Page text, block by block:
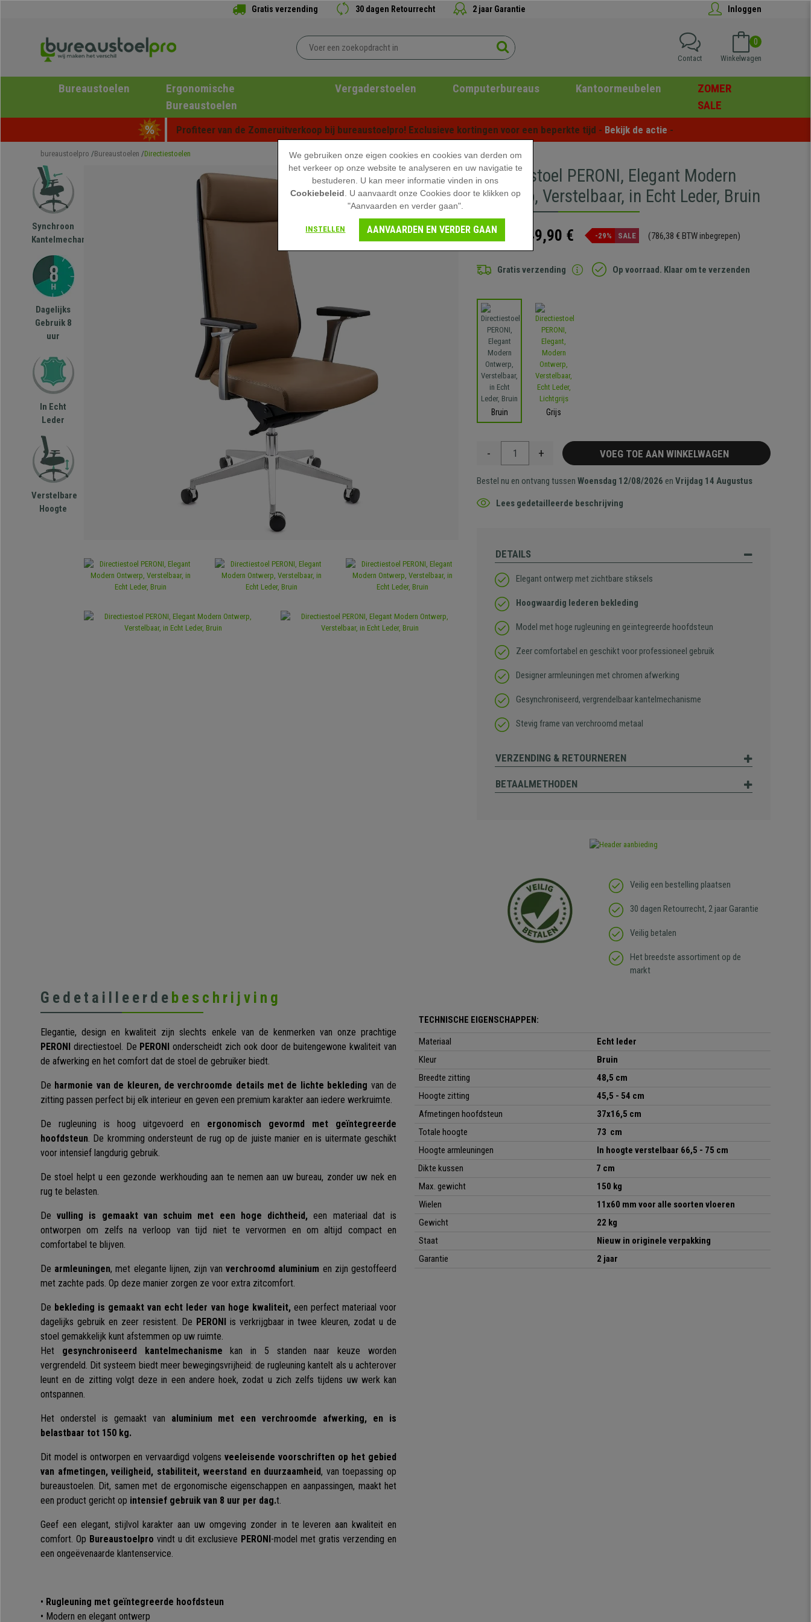
Gratis verzending 30 dagen Retourrecht 2 jaar Garantie Inloggen
0
Winkelwagen
Contact
Bureaustoelen
Ergonomische
Bureaustoelen
Vergaderstoelen Computerbureaus Kantoormeubelen
ZOMER
SALE
Profiteer van de Zomeruitverkoop bij bureaustoelpro! Exclusieve kortingen voor een beperkte tijd - Bekijk de actie -
bureaustoelpro Bureaustoelen Directiestoelen
Synchroon
Kantelmechanisme
Dagelijks
Gebruik 8
uur
In Echt
Leder
Verstelbare
Hoogte
Directiestoel PERONI, Elegant Modern
Ontwerp, Verstelbaar, in Echt Leder, Bruin
919,90 € 649,90 € -29% SALE (786,38 € BTW inbegrepen)
Gratis verzending Op voorraad. Klaar om te verzenden
Bruin Grijs
- + VOEG TOE AAN WINKELWAGEN
Bestel nu en ontvang tussenWoensdag 12/08/2026 enVrijdag 14 Augustus
Lees gedetailleerde beschrijving
DETAILS
Elegant ontwerp met zichtbare stiksels
Hoogwaardig lederen bekleding
Model met hoge rugleuning en geïntegreerde hoofdsteun
Zeer comfortabel en geschikt voor professioneel gebruik
Designer armleuningen met chromen afwerking
Gesynchroniseerd, vergrendelbaar kantelmechanisme
Stevig frame van verchroomd metaal
VERZENDING & RETOURNEREN
BETAALMETHODEN
Veilig een bestelling plaatsen
30 dagen Retourrecht, 2 jaar Garantie
Veilig betalen
Het breedste assortiment op de
markt
Gedetailleerde beschrijving
Elegantie, design en kwaliteit zijn slechts enkele van de kenmerken van onze prachtige
PERONI directiestoel. De PERONI onderscheidt zich ook door de buitengewone kwaliteit van
de afwerking en het comfort dat de stoel de gebruiker biedt.
De harmonie van de kleuren, de verchroomde details met de lichte bekleding van de
zitting passen perfect bij elk interieur en geven een premium karakter aan iedere werkruimte.
De rugleuning is hoog uitgevoerd en ergonomisch gevormd met geïntegreerde
hoofdsteun. De kromming ondersteunt de rug op de juiste manier en is uitermate geschikt
voor intensief langdurig gebruik.
De stoel helpt u een gezonde werkhouding aan te nemen aan uw bureau, zonder uw nek en
rug te belasten.
Devulling is gemaakt van schuim met een hoge dichtheid, een materiaal dat is
ontworpen om zelfs na verloop van tijd niet te vervormen en om altijd compact en
comfortabel te blijven.
De armleuningen, met elegante lijnen, zijn vanverchroomd aluminium en zijn gestoffeerd
met zachte pads. Op deze manier zorgen ze voor extra zitcomfort.
De bekleding is gemaakt van echt leder van hoge kwaliteit,een perfect materiaal voor
dagelijks gebruik en zeer resistent. De PERONIis verkrijgbaar in twee kleuren, zodat u de
stoel gemakkelijk kunt afstemmen op uw ruimte.
Het gesynchroniseerd kantelmechanisme kan in 5 standen naar keuze worden
vergrendeld. Dit systeem biedt meer bewegingsvrijheid: de rugleuning kantelt als u achterover
leunt en de zitting volgt deze in een andere hoek, zodat u zich zelfs tijdens uw werk kan
ontspannen.
Het onderstel is gemaakt van aluminium met een verchroomde afwerking, en is
belastbaar tot 150 kg.
Dit model is ontworpen en vervaardigd volgens veeleisende voorschriften op het gebied
van afmetingen, veiligheid, stabiliteit, weerstand en duurzaamheid, van toepassing op
bureaustoelen. Dit, samen met de ergonomische eigenschappen en aanpassingen, maakt het
een product gericht op intensief gebruik van 8 uur per dag.t.
Geef een elegant, stijlvol karakter aan uw omgeving zonder in te leveren aan kwaliteit en
comfort. Op Bureaustoelpro vindt u dit exclusieve PERONI-model met gratis verzending en
een ongeëvenaarde klantenservice.
• Rugleuning met geïntegreerde hoofdsteun
• Modern en elegant ontwerp
TECHNISCHE EIGENSCHAPPEN:
Materiaal
Echt leder
Kleur
Bruin
Breedte zitting
48,5 cm
Hoogte zitting
45,5 - 54 cm
Afmetingen hoofdsteun
37x16,5 cm
Totale hoogte
73 cm
Hoogte armleuningen
In hoogte verstelbaar 66,5 - 75 cm
Dikte kussen
7 cm
Max. gewicht
150 kg
Wielen
11x60 mm voor alle soorten vloeren
Gewicht
22 kg
Staat
Nieuw in originele verpakking
Garantie
2 jaar
We gebruiken onze eigen cookies en cookies van derden om
het verkeer op onze website te analyseren en uw navigatie te
bestuderen. U kan meer informatie vinden in ons
Cookiebeleid . U aanvaardt onze Cookies door te klikken op
"Aanvaarden en verder gaan".
INSTELLEN AANVAARDEN EN VERDER GAAN